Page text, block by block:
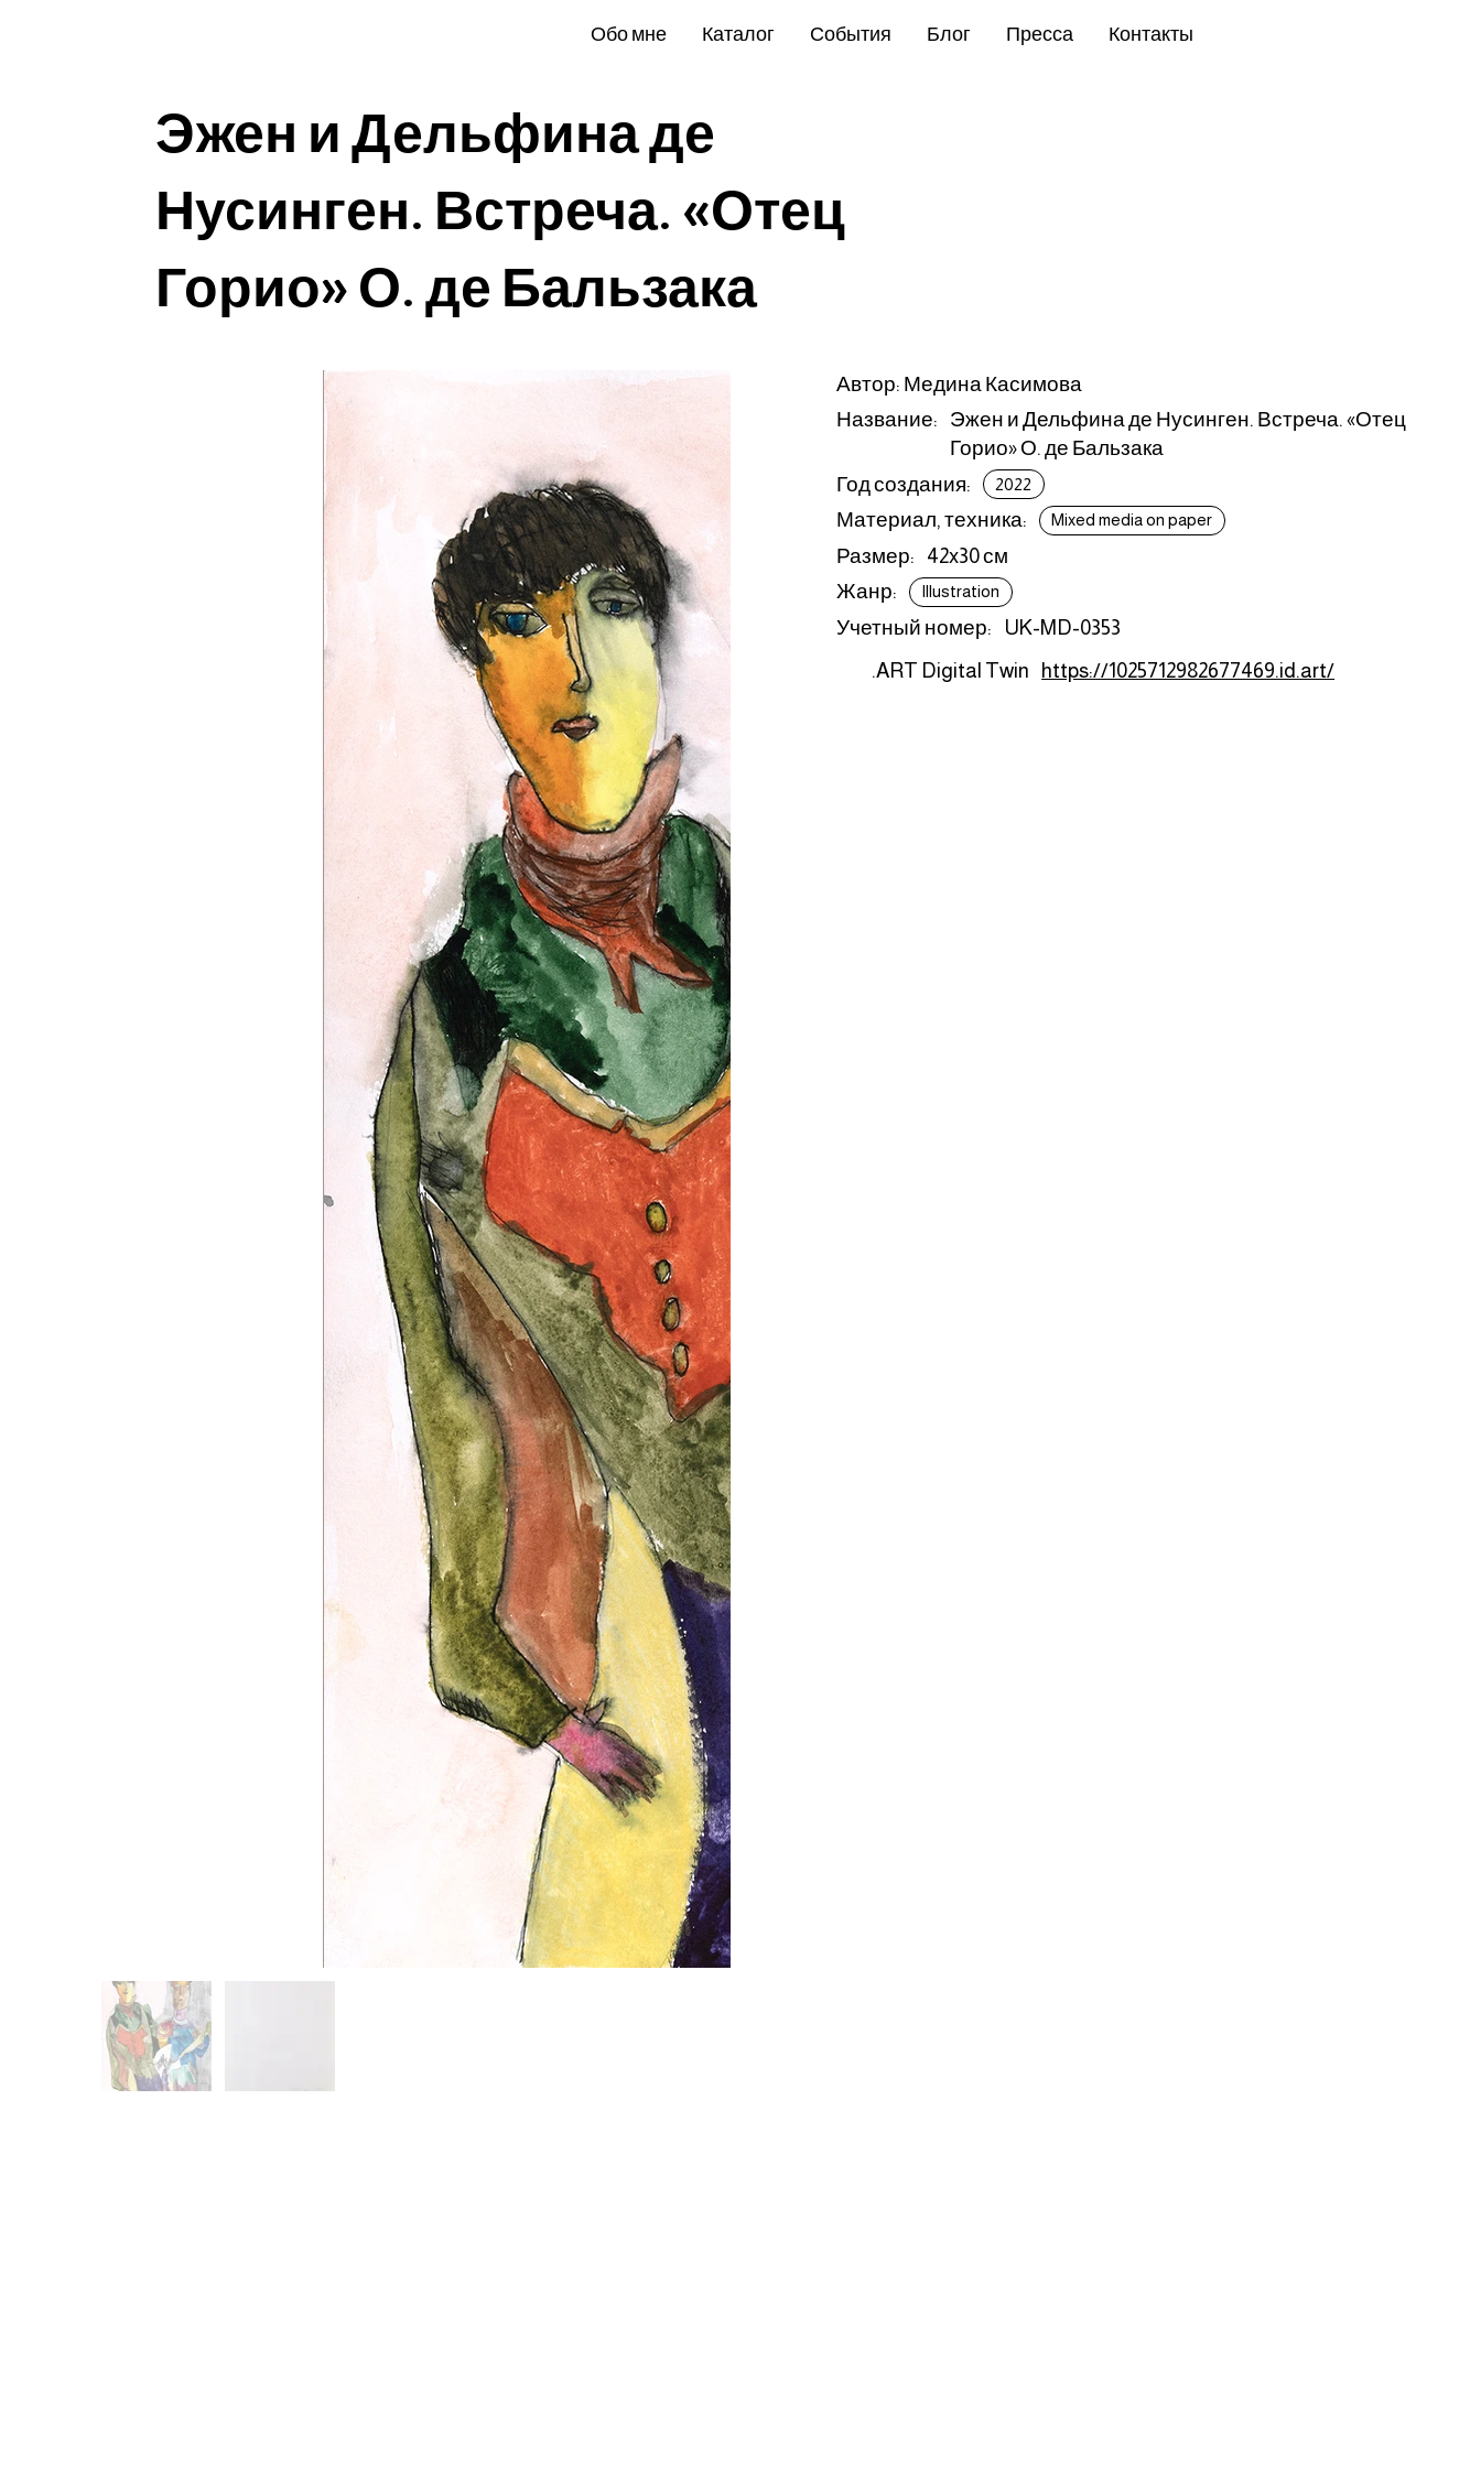
Обо мне Каталог События Блог Пресса Контакты
Эжен и Дельфина де
Нусинген. Встреча. «Отец
Горио» О. де Бальзака
Автор: Медина Касимова
Название:
Эжен и Дельфина де Нусинген. Встреча. «Отец
Горио» О. де Бальзака
Год создания:
2022
Материал, техника: Mixed media on paper
Размер:
42x30 см
Жанр:
Illustration
Учетный номер:
UK-MD-0353
.ART Digital Twin
https://1025712982677469.id.art/